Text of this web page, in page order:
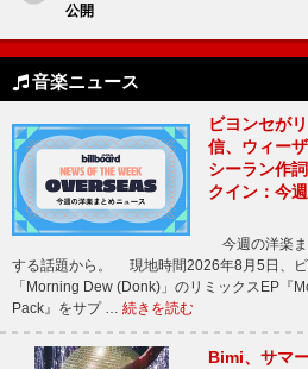
公開
音楽ニュース
ビヨンセが
信、ウィー
シーラン作
クイン：今
今週の洋楽ま
する話題から。 現地時間2026年8月5日、ビ
「Morning Dew (Donk)」のリミックスEP『
Pack』をサプ … 続きを読む
Bimi、サマ